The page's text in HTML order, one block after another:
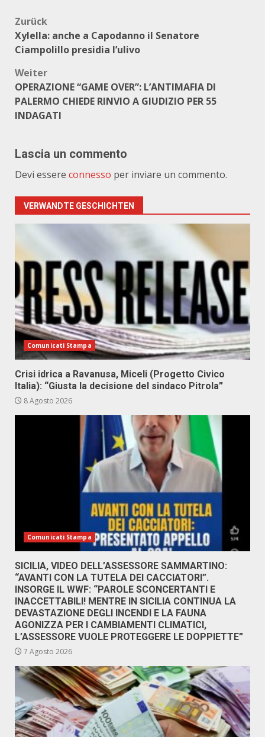
Beitragsnavigation
Zurück
Xylella: anche a Capodanno il Senatore
Ciampolillo presidia l’ulivo
Weiter
OPERAZIONE “GAME OVER”: L’ANTIMAFIA DI
PALERMO CHIEDE RINVIO A GIUDIZIO PER 55
INDAGATI
Lascia un commento
Devi essere connesso per inviare un commento.
VERWANDTE GESCHICHTEN
Comunicati Stampa
Crisi idrica a Ravanusa, Miceli (Progetto Civico
Italia): “Giusta la decisione del sindaco Pitrola”
8 Agosto 2026
Comunicati Stampa
SICILIA, VIDEO DELL’ASSESSORE SAMMARTINO:
“AVANTI CON LA TUTELA DEI CACCIATORI”.
INSORGE IL WWF: “PAROLE SCONCERTANTI E
INACCETTABILI! MENTRE IN SICILIA CONTINUA LA
DEVASTAZIONE DEGLI INCENDI E LA FAUNA
AGONIZZA PER I CAMBIAMENTI CLIMATICI,
L’ASSESSORE VUOLE PROTEGGERE LE DOPPIETTE”
7 Agosto 2026